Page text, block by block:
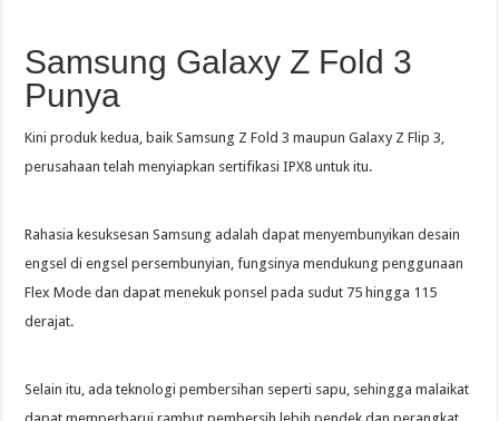
Samsung Galaxy Z Fold 3
Punya
Kini produk kedua, baik Samsung Z Fold 3 maupun Galaxy Z Flip 3,
perusahaan telah menyiapkan sertifikasi IPX8 untuk itu.
Rahasia kesuksesan Samsung adalah dapat menyembunyikan desain
engsel di engsel persembunyian, fungsinya mendukung penggunaan
Flex Mode dan dapat menekuk ponsel pada sudut 75 hingga 115
derajat.
Selain itu, ada teknologi pembersihan seperti sapu, sehingga malaikat